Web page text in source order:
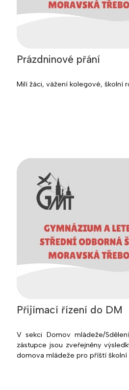
Prázdninové přání
Milí žáci, vážení kolegové, školní
Přijímací řízení do DM
V sekci Domov mládeže/
zástupce jsou zveřejněny
domova mládeže pro příští školní